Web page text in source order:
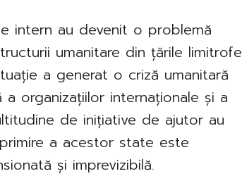
intern au devenit o problemă
umanitare din țările limitrofe
a generat o criză umanitară
organizațiilor internaționale și a
de inițiative de ajutor au
a acestor state este
și imprevizibilă.